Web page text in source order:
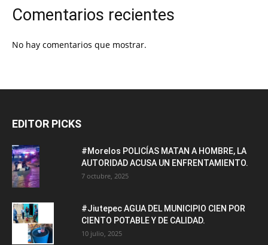
Comentarios recientes
No hay comentarios que mostrar.
EDITOR PICKS
#Morelos POLICÍAS MATAN A HOMBRE, LA
AUTORIDAD ACUSA UN ENFRENTAMIENTO.
7 octubre, 2025
#Jiutepec AGUA DEL MUNICIPIO CIEN POR
CIENTO POTABLE Y DE CALIDAD.
10 julio, 2025